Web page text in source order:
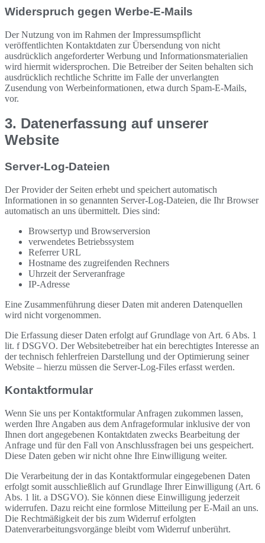
Widerspruch gegen Werbe-E-Mails
Der Nutzung von im Rahmen der Impressumspflicht
veröffentlichten Kontaktdaten zur Übersendung von nicht
ausdrücklich angeforderter Werbung und Informationsmaterialien
wird hiermit widersprochen. Die Betreiber der Seiten behalten sich
ausdrücklich rechtliche Schritte im Falle der unverlangten
Zusendung von Werbeinformationen, etwa durch Spam-E-Mails,
vor.
3. Datenerfassung auf unserer
Website
Server-Log-Dateien
Der Provider der Seiten erhebt und speichert automatisch
Informationen in so genannten Server-Log-Dateien, die Ihr Browser
automatisch an uns übermittelt. Dies sind:
Browsertyp und Browserversion
verwendetes Betriebssystem
Referrer URL
Hostname des zugreifenden Rechners
Uhrzeit der Serveranfrage
IP-Adresse
Eine Zusammenführung dieser Daten mit anderen Datenquellen
wird nicht vorgenommen.
Die Erfassung dieser Daten erfolgt auf Grundlage von Art. 6 Abs. 1
lit. f DSGVO. Der Websitebetreiber hat ein berechtigtes Interesse an
der technisch fehlerfreien Darstellung und der Optimierung seiner
Website – hierzu müssen die Server-Log-Files erfasst werden.
Kontaktformular
Wenn Sie uns per Kontaktformular Anfragen zukommen lassen,
werden Ihre Angaben aus dem Anfrageformular inklusive der von
Ihnen dort angegebenen Kontaktdaten zwecks Bearbeitung der
Anfrage und für den Fall von Anschlussfragen bei uns gespeichert.
Diese Daten geben wir nicht ohne Ihre Einwilligung weiter.
Die Verarbeitung der in das Kontaktformular eingegebenen Daten
erfolgt somit ausschließlich auf Grundlage Ihrer Einwilligung (Art. 6
Abs. 1 lit. a DSGVO). Sie können diese Einwilligung jederzeit
widerrufen. Dazu reicht eine formlose Mitteilung per E-Mail an uns.
Die Rechtmäßigkeit der bis zum Widerruf erfolgten
Datenverarbeitungsvorgänge bleibt vom Widerruf unberührt.